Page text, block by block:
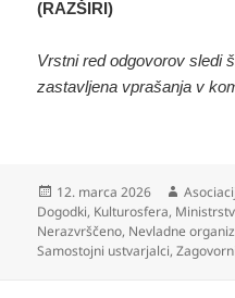
(RAZŠIRI)
Vrstni red odgovorov sledi
zastavljena vprašanja v
Objavljeno
dne
12. marca 2026 Avtor
Dogodki, Kulturosfera,
Nerazvrščeno, Nevladne
Samostojni ustvarjalci,